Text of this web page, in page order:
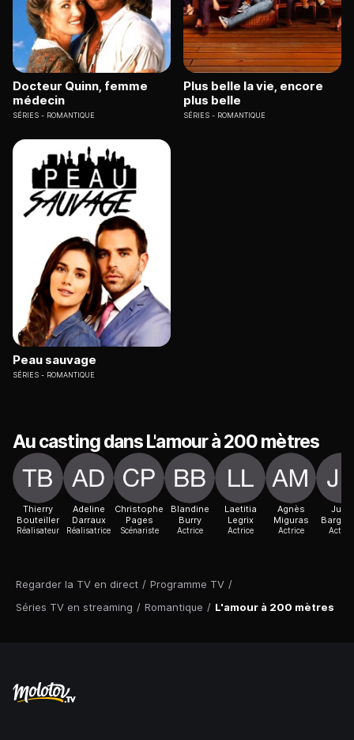
Regarder la TV en direct / Programme TV /
Séries TV en streaming / Romantique / L'amour à 200 mètres
Docteur Quinn, femme
médecin
SÉRIES ROMANTIQUE
Plus belle la vie, encore
plus belle
SÉRIES ROMANTIQUE
Peau sauvage
SÉRIES ROMANTIQUE
Au casting dans L'amour à 200 mètres
Thierry
Bouteiller
Réalisateur
Adeline
Darraux
Réalisatrice
Christophe
Pages
Scénariste
Blandine
Burry
Actrice
Laetitia
Legrix
Actrice
Agnès
Miguras
Actrice
Julie
Actrice